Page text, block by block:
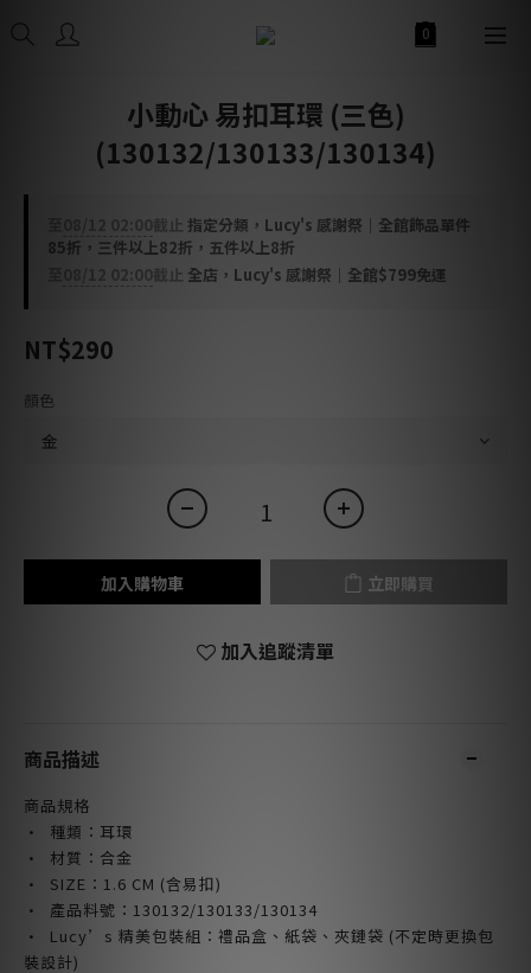
小動心 易扣耳環 (三色)
(130132/130133/130134)
08/12 02:00截止 指定分類，Lucy's 感謝祭｜全館飾品單件
85折，三件以上82折，五件以上8折
08/12 02:00截止 全店，Lucy's 感謝祭｜全館$799免運
NT$290
顏色
加入購物車 立即購買
加入追蹤清單
商品描述
商品規格
· 種類：耳環
· 材質：合金
· SIZE：1.6 CM (含易扣)
· 產品料號：130132/130133/130134
· Lucy’s 精美包裝組：禮品盒、紙袋、夾鏈袋 (不定時更換包
裝設計)